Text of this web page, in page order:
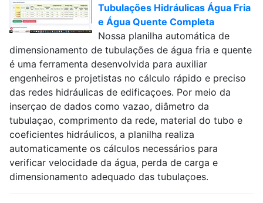
Tubulações Hidráulicas Água Fria
e Água Quente Completa
Nossa planilha automática de
dimensionamento de tubulações de água fria e quente
é uma ferramenta desenvolvida para auxiliar
engenheiros e projetistas no cálculo rápido e preciso
das redes hidráulicas de edificaçoes. Por meio da
inserçao de dados como vazao, diâmetro da
tubulaçao, comprimento da rede, material do tubo e
coeficientes hidráulicos, a planilha realiza
automaticamente os cálculos necessários para
verificar velocidade da água, perda de carga e
dimensionamento adequado das tubulaçoes.